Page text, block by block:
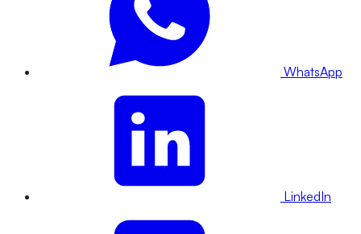
WhatsApp
LinkedIn